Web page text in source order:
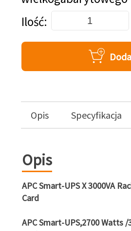
Dodaj do koszyka
Ilość
Opis Specyfikacja
Opis
APC Smart-UPS X 3000VA
Card
APC Smart-UPS,2700 Watts /